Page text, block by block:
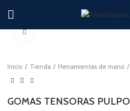
Inicio Tienda Herramientas de mano
GOMAS TENSORAS PULPO